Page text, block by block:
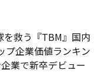
を救う『TBM』国内
プ企業価値ランキン
業で新卒デビュー